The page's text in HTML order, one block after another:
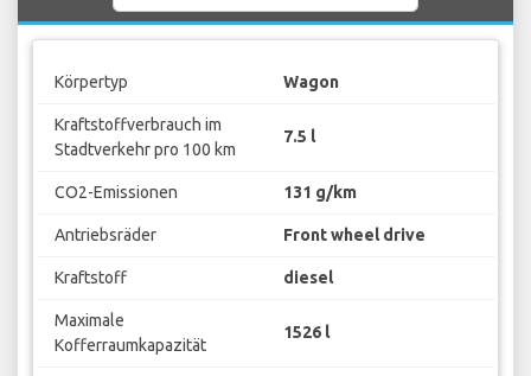
Körpertyp Wagon
Kraftstoffverbrauch im
Stadtverkehr pro 100 km
7.5 l
CO2-Emissionen 131 g/km
Antriebsräder Front wheel drive
Kraftstoff diesel
Maximale
Kofferraumkapazität
1526 l